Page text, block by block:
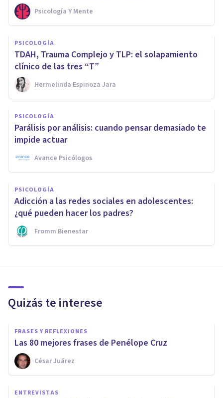
Psicología Y Mente
PSICOLOGÍA
TDAH, Trauma Complejo y TLP: el solapamiento
clínico de las tres “T”
Hermelinda Espinoza Jara
PSICOLOGÍA
Parálisis por análisis: cuando pensar demasiado te
impide actuar
Avance Psicólogos
PSICOLOGÍA
Adicción a las redes sociales en adolescentes:
¿qué pueden hacer los padres?
Fromm Bienestar
Quizás te interese
FRASES Y REFLEXIONES
Las 80 mejores frases de Penélope Cruz
César Juárez
ENTREVISTAS